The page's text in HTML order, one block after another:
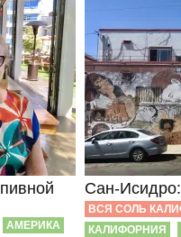
АМЕРИКА
Сан-
ВСЯ СОЛЬ
КАЛИФОРНИЯ